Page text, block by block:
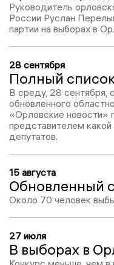
Руководитель
России Руслан
партии на выборах в
28 сентября
В среду, 28 сентября,
обновленного
«Орловские новости»
представителем
депутатов.
15 августа
Около 70 человек
27 июля